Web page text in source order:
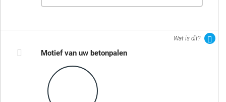
Wat is dit?
Motief van uw betonpalen